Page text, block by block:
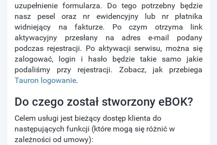
uzupełnienie formularza. Do tego potrzebny będzie
nasz pesel oraz nr ewidencyjny lub nr płatnika
widniejący na fakturze. Po czym otrzyma link
aktywacyjny przesłany na adres e-mail podany
podczas rejestracji. Po aktywacji serwisu, można się
zalogować, login i hasło będzie takie samo jakie
podaliśmy przy rejestracji. Zobacz, jak przebiega
Tauron logowanie.
Do czego został stworzony eBOK?
Celem usługi jest bieżący dostęp klienta do
następujących funkcji (które mogą się różnić w
zależności od umowy):